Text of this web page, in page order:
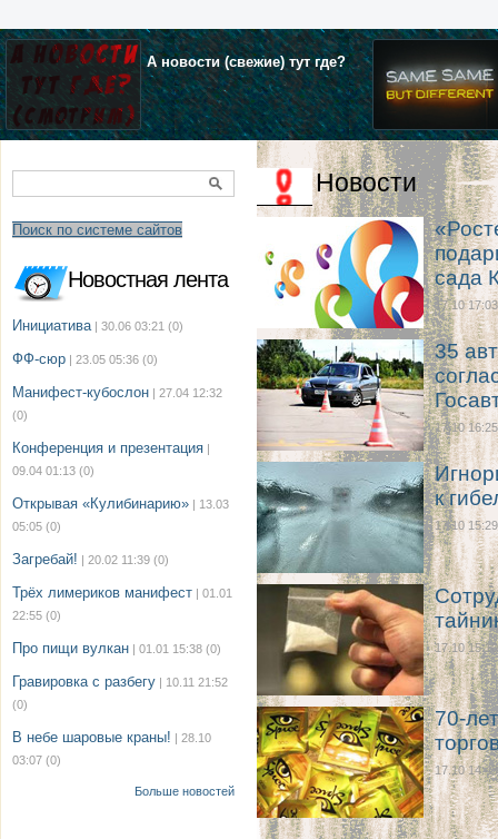
А новости (свежие) тут где?
Поиск по системе сайтов
Новостная лента
Инициатива | 30.06 03:21 (0)
ФФ-сюр | 23.05 05:36 (0)
Манифест-кубослон | 27.04 12:32
(0)
Конференция и презентация |
09.04 01:13 (0)
Открывая «Кулибинарию» | 13.03
05:05 (0)
Загребай! | 20.02 11:39 (0)
Трёх лимериков манифест | 01.01
22:55 (0)
Про пищи вулкан | 01.01 15:38 (0)
Гравировка с разбегу | 10.11 21:52
(0)
В небе шаровые краны! | 28.10
03:07 (0)
Больше новостей
Новости
сада
17.10 17:03
35
17.10 16:25
к
17.10 15:29
17.10 15:10
70-
17.10 14:43